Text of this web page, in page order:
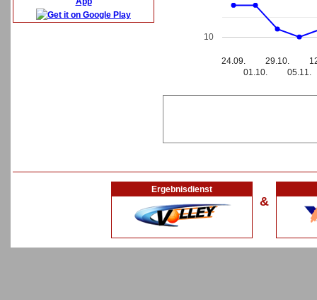
24.09.
01.10.
29.10.
05.11.
10
Ergebnisdienst
&